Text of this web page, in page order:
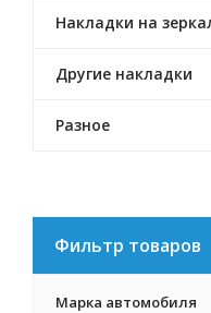
Накладки на
Другие накладки
Разное
Фильтр товаров
Марка автомобиля